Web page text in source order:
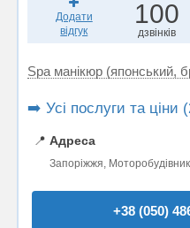
Додати
відгук
100
дзвінків
Spa манікюр (японський,
➡️ Усі послуги та ціни
📍 Адреса
Запоріжжя,
+38 (050)